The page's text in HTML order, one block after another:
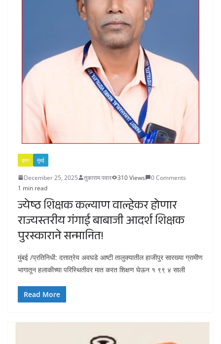
इतर मुंबई
December 25, 2025 तुकाराम पवार 310 Views
0 Comments
1 min read
ज्येष्ठ शिक्षक कल्याण वाल्हेकर होणार
राज्यस्तरीय गंगाई बाबाजी आदर्श शिक्षक
पुरस्काराने सन्मानित!
मुंबई /प्रतिनिधी: दत्तात्रेय अवघडे आष्टी तालुक्यातील हाजीपुर सारख्या ग्रामीण
भागातून हलाकीच्या परिस्थितीवर मात करत शिक्षण घेऊन १ ९९ ४ साली
Read More